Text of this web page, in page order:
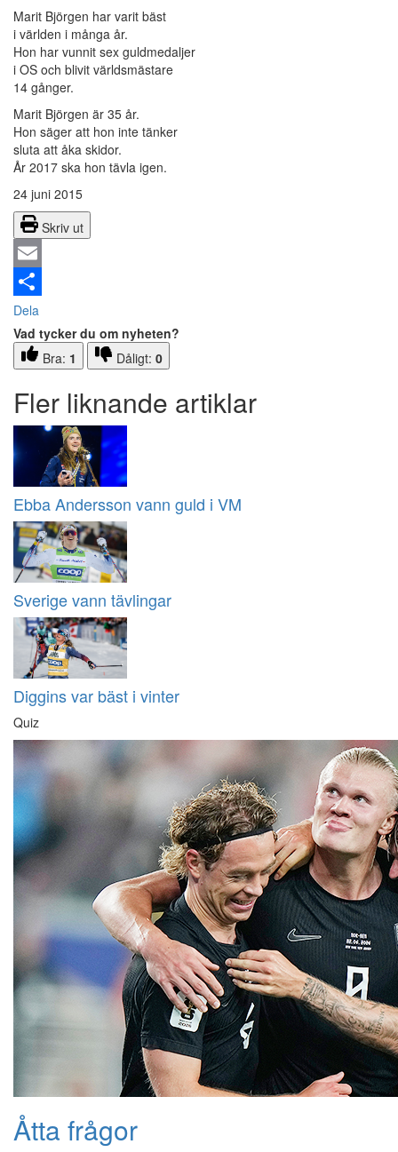
Marit Björgen har varit bäst
i världen i många år.
Hon har vunnit sex guldmedaljer
i OS och blivit världsmästare
14 gånger.
Marit Björgen är 35 år.
Hon säger att hon inte tänker
sluta att åka skidor.
År 2017 ska hon tävla igen.
24 juni 2015
Skriv ut
Email
Dela
Vad tycker du om nyheten?
Bra: 1 Dåligt: 0
Fler liknande artiklar
Ebba Andersson vann guld i VM
Sverige vann tävlingar
Diggins var bäst i vinter
Quiz
Åtta frågor